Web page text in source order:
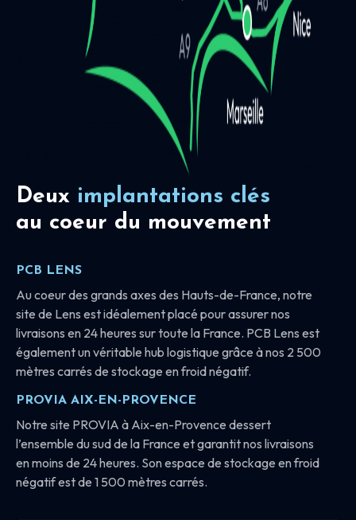
Deux implantations clés
au coeur du mouvement
PCB LENS
Au coeur des grands axes des Hauts-de-France, notre
site de Lens est idéalement placé pour assurer nos
livraisons en 24 heures sur toute la France. PCB Lens est
également un véritable hub logistique grâce à nos 2 500
mètres carrés de stockage en froid négatif.
PROVIA AIX-EN-PROVENCE
Notre site PROVIA à Aix-en-Provence dessert
l’ensemble du sud de la France et garantit nos livraisons
en moins de 24 heures. Son espace de stockage en froid
négatif est de 1 500 mètres carrés.